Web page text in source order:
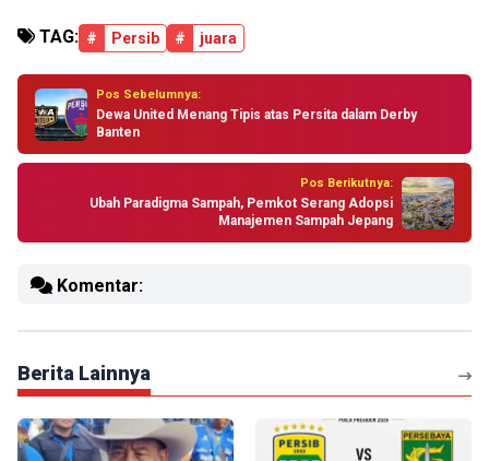
TAG: # Persib # juara
Pos Sebelumnya:
Dewa United Menang Tipis atas Persita dalam Derby
Banten
Pos Berikutnya:
Ubah Paradigma Sampah, Pemkot Serang Adopsi
Manajemen Sampah Jepang
Komentar:
Berita Lainnya